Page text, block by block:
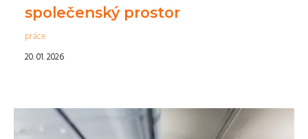
společenský prostor
práce
20. 01. 2026